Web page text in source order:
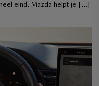
eind. Mazda helpt je […]